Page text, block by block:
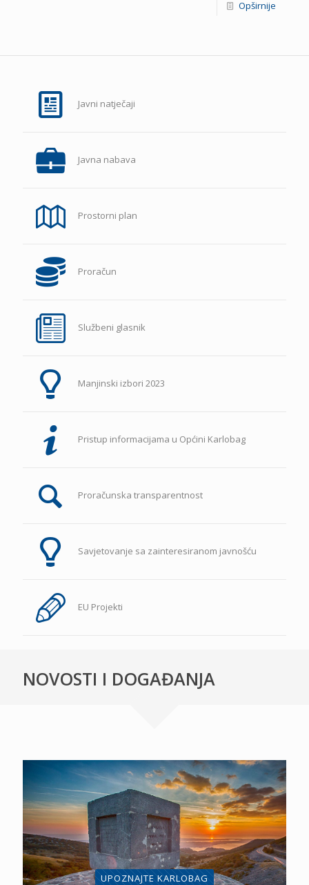
Opširnije
Javni natječaji
Javna nabava
Prostorni plan
Proračun
Službeni glasnik
Manjinski izbori 2023
Pristup informacijama u Općini Karlobag
Proračunska transparentnost
Savjetovanje sa zainteresiranom javnošću
EU Projekti
NOVOSTI I DOGAĐANJA
UPOZNAJTE KARLOBAG